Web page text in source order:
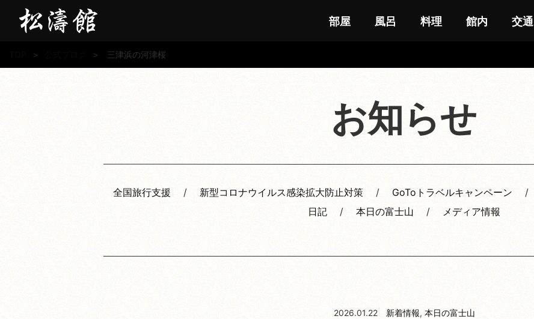
部屋 風呂 料理 館内 交通
＞ ＞ 三津浜の河津桜
お知らせ
全国旅行支援 新型コロナウイルス感染拡大防止対策 GoToトラベルキャンペーン
日記
本日の富士山 メディア情報
2026.01.22 新着情報, 本日の富士山